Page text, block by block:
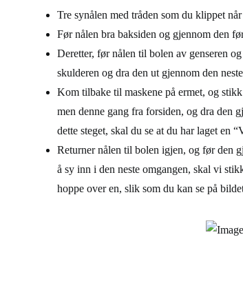
Tre synålen med tråden som du klippet
Før nålen bra baksiden og gjennom den
Deretter, før nålen til bolen av genseren
skulderen og dra den ut gjennom den
Kom tilbake til maskene på ermet, og
men denne gang fra forsiden, og dra den
dette steget, skal du se at du har laget en
Returner nålen til bolen igjen, og før den
å sy inn i den neste omgangen, skal vi
hoppe over en, slik som du kan se på